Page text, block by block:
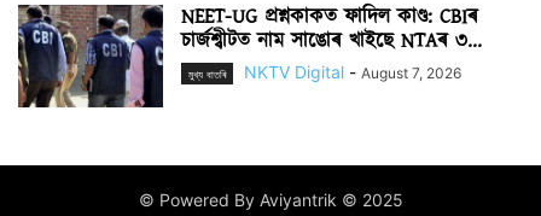
NEET-UG প্ৰশ্নকাকত ফাদিল কাণ্ড: CBIৰ
চাৰ্জশ্বীটত নাম সাঙোৰ খাইছে NTAৰ ৩...
মুখ্য বাতৰি NKTV Digital - August 7, 2026
© Powered By Aviyantrik © 2025